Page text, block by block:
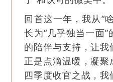
回首这一年，我从“
长为“几乎独当一面
的陪伴与支持，让我
正是点滴温暖，凝聚
四季度收官之战，